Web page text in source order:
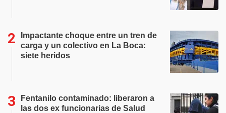
Impactante choque entre un tren de
carga y un colectivo en La Boca:
siete heridos
Fentanilo contaminado: liberaron a
las dos ex funcionarias de Salud